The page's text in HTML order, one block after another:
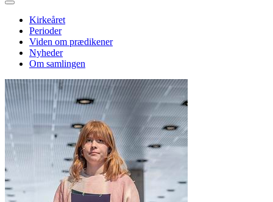
Kirkeåret
Perioder
Viden om prædikener
Nyheder
Om samlingen